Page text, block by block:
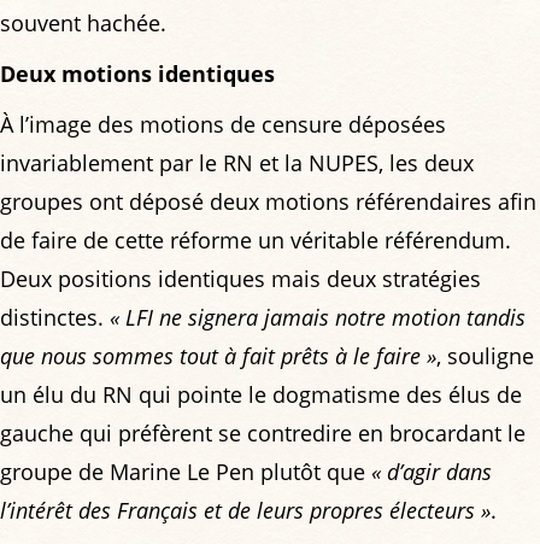
souvent hachée.
Deux motions identiques
À l’image des motions de censure déposées
invariablement par le RN et la NUPES, les deux
groupes ont déposé deux motions référendaires afin
de faire de cette réforme un véritable référendum.
Deux positions identiques mais deux stratégies
distinctes. « LFI ne signera jamais notre motion tandis
que nous sommes tout à fait prêts à le faire », souligne
un élu du RN qui pointe le dogmatisme des élus de
gauche qui préfèrent se contredire en brocardant le
groupe de Marine Le Pen plutôt que « d’agir dans
l’intérêt des Français et de leurs propres électeurs ».